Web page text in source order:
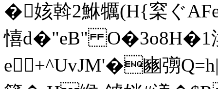
�姟斡2鮴犡(H{梥ぐ
憘d�"eB" O�3o8H�1渎
e+^UvJM'�豳彅